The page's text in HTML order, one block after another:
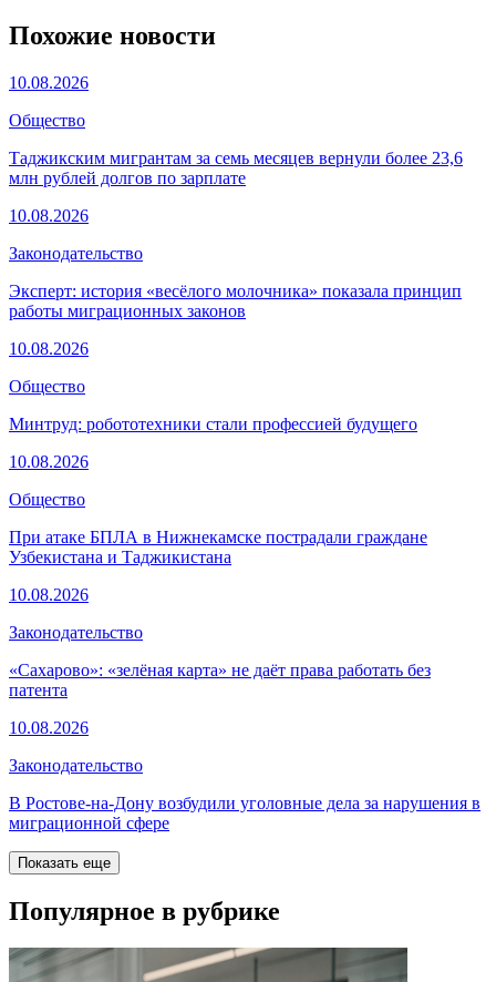
Похожие новости
10.08.2026
Общество
Таджикским мигрантам за семь месяцев вернули более 23,6
млн рублей долгов по зарплате
10.08.2026
Законодательство
Эксперт: история «весёлого молочника» показала принцип
работы миграционных законов
10.08.2026
Общество
Минтруд: робототехники стали профессией будущего
10.08.2026
Общество
При атаке БПЛА в Нижнекамске пострадали граждане
Узбекистана и Таджикистана
10.08.2026
Законодательство
«Сахарово»: «зелёная карта» не даёт права работать без
патента
10.08.2026
Законодательство
В Ростове-на-Дону возбудили уголовные дела за нарушения в
миграционной сфере
Показать еще
Популярное в рубрике